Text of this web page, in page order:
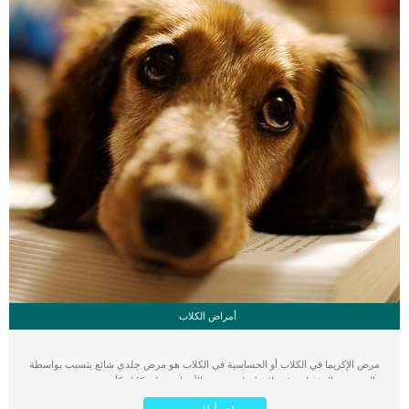
أمراض الكلاب
مرض الإكزيما في الكلاب أو الحساسية في الكلاب هو مرض جلدي شائع يتسبب بواسطة
العديد من المؤثرات، قد تلاحظ ظهور بعض الأعراض على كلبك كأن تتحسس من بعض
المواد أو الأطعمة أو الظروف المختلفة للبيئة. في هذه الحالة عليك البدء في اتخاذ